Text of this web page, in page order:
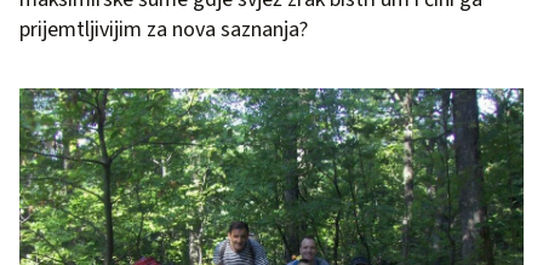
prijemtljivijim za nova saznanja?